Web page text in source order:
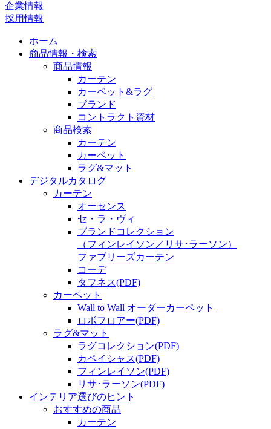
企業情報
採用情報
ホーム
商品情報・検索
商品情報
カーテン
カーペット&ラグ
ブランド
コントラクト資材
商品検索
カーテン
カーペット
ラグ&マット
デジタルカタログ
カーテン
オーセンス
セ・ラ・ヴィ
ブランドコレクション
（フィンレイソン／リサ･ラーソン）
ファブリーズカーテン
コーデ
タフネス(PDF)
カーペット
Wall to Wall オーダーカーペット
ロボフロアー(PDF)
ラグ&マット
ラグコレクション(PDF)
カペイシャス(PDF)
フィンレイソン(PDF)
リサ･ラーソン(PDF)
インテリア選びのヒント
おすすめの商品
カーテン